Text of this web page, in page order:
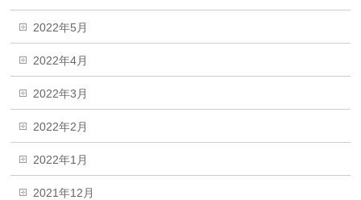
2022年5月
2022年4月
2022年3月
2022年2月
2022年1月
2021年12月